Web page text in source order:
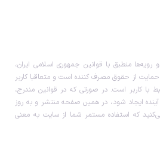
منطبق با قوانین جمهوری اسلامی ایران،
حمایت از حقوق مصرف کننده است و متعاقبا کاربر
با کاربر است. در صورتی که در قوانین مندرج،
ایجاد شود، در همین صفحه منتشر و به روز
که استفاده مستمر شما از سایت به معنی